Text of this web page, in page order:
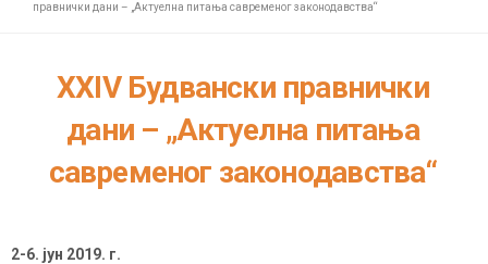
o
правнички дани – „Актуелна питања савременог законодавства“
XXIV Будвански правнички
дани – „Актуелна питања
савременог законодавства“
2-6. јун 2019. г.